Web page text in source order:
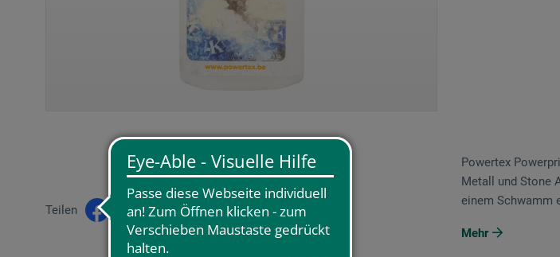
Teilen
Powertex
Metall und Stone
einem Schwamm
Mehr